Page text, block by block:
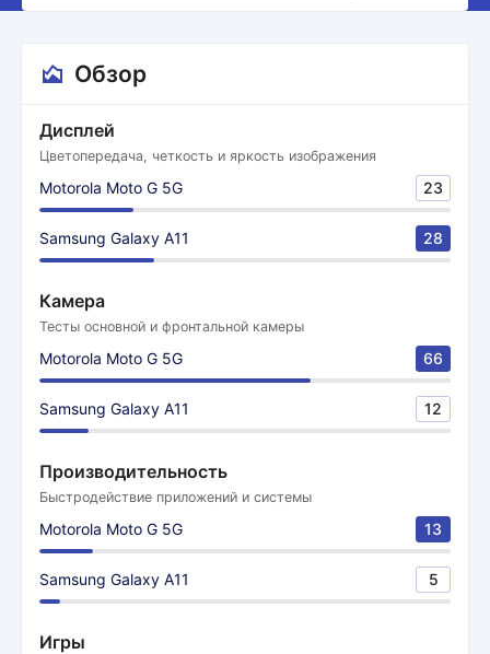
Обзор
Дисплей
Цветопередача, четкость и яркость изображения
Motorola Moto G 5G 23
Samsung Galaxy A11 28
Камера
Тесты основной и фронтальной камеры
Motorola Moto G 5G 66
Samsung Galaxy A11 12
Производительность
Быстродействие приложений и системы
Motorola Moto G 5G 13
Samsung Galaxy A11 5
Игры